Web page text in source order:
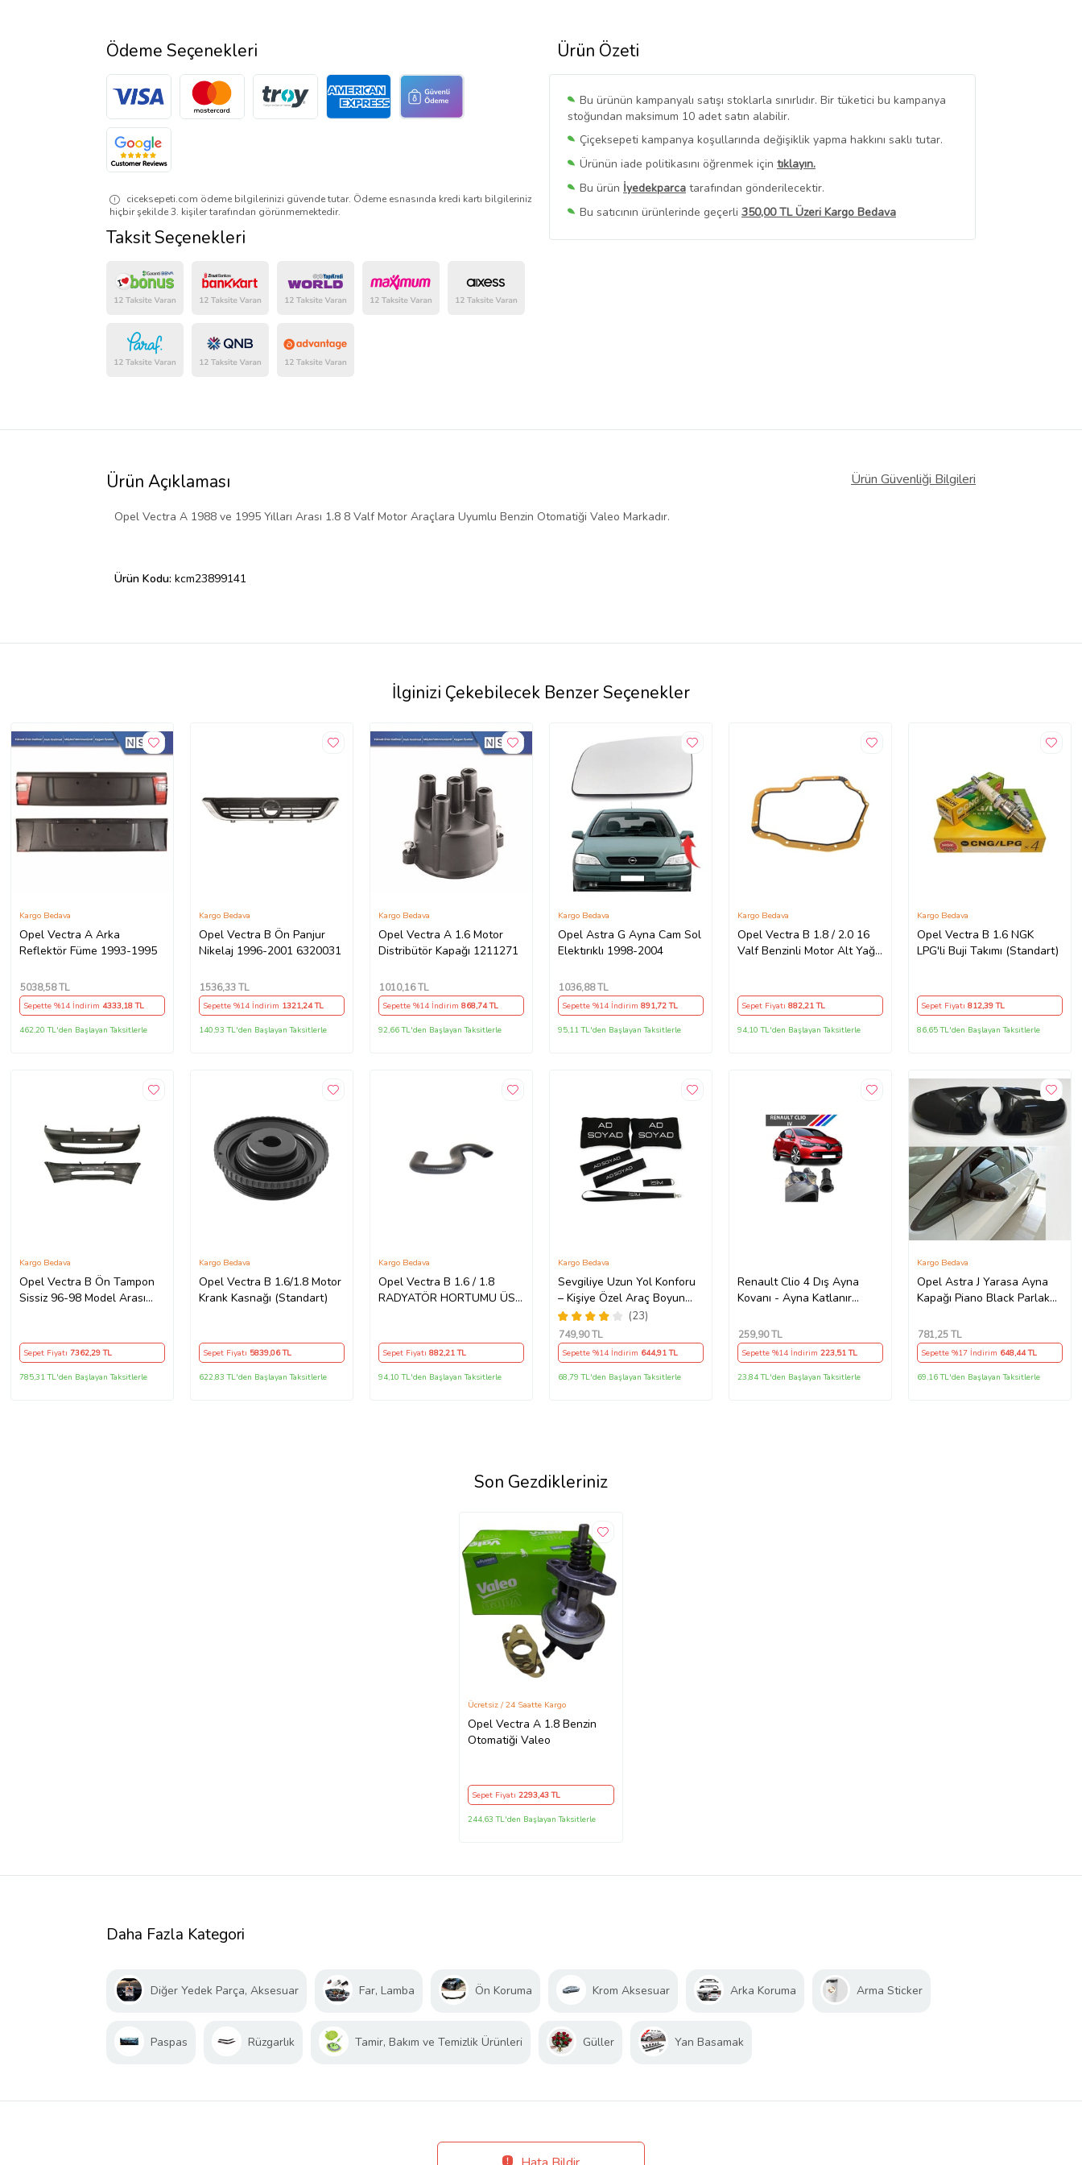
Ürün Özeti
Bu ürünün kampanyalı satışı stoklarla sınırlıdır. Bir tüketici bu kampanya
stoğundan maksimum 10 adet satın alabilir.
Çiçeksepeti kampanya koşullarında değişiklik yapma hakkını saklı tutar.
Ürünün iade politikasını öğrenmek için tıklayın.
Bu ürün İyedekparca tarafından gönderilecektir.
Bu satıcının ürünlerinde geçerli 350,00 TL Üzeri Kargo Bedava
Bu SatıcınınTüm Ürünlerini Görüntüle
Ödeme Seçenekleri
ciceksepeti.com ödeme bilgilerinizi güvende tutar. Ödeme esnasında kredi kartı bilgileriniz
hiçbir şekilde 3. kişiler tarafından görünmemektedir.
Taksit Seçenekleri
Ürün Açıklaması Ürün Güvenliği Bilgileri
Opel Vectra A 1988 ve 1995 Yılları Arası 1.8 8 Valf Motor Araçlara Uyumlu Benzin Otomatiği Valeo Markadır.
Ürün Kodu: kcm23899141
İlginizi Çekebilecek Benzer Seçenekler
Opel Vectra A Arka
Reflektör Füme 1993-1995
Kargo Bedava
5038,58 TL
Sepette %14 İndirim 4333,18 TL
462,20 TL'den Başlayan Taksitlerle
Opel Vectra B Ön Panjur
Nikelaj 1996-2001 6320031
Kargo Bedava
1536,33 TL
Sepette %14 İndirim 1321,24 TL
140,93 TL'den Başlayan Taksitlerle
Opel Vectra A 1.6 Motor
Distribütör Kapağı 1211271
Kargo Bedava
1010,16 TL
Sepette %14 İndirim 868,74 TL
92,66 TL'den Başlayan Taksitlerle
Opel Astra G Ayna Cam Sol
Elektırıklı 1998-2004
Kargo Bedava
1036,88 TL
Sepette %14 İndirim 891,72 TL
95,11 TL'den Başlayan Taksitlerle
Opel Vectra B 1.8 / 2.0 16
Valf Benzinli Motor Alt Yağ
Kargo Bedava
Sepet Fiyatı882,21 TL
94,10 TL'den Başlayan Taksitlerle
Opel Vectra B 1.6 NGK
LPG'li Buji Takımı (Standart)
Kargo Bedava
Sepet Fiyatı812,39 TL
86,65 TL'den Başlayan Taksitlerle
Opel Vectra B Ön Tampon
Sissiz 96-98 Model Arası
Kargo Bedava
Sepet Fiyatı 7362,29 TL
785,31 TL'den Başlayan Taksitlerle
Opel Vectra B 1.6/1.8 Motor
Krank Kasnağı (Standart)
Kargo Bedava
Sepet Fiyatı 5839,06 TL
622,83 TL'den Başlayan Taksitlerle
Opel Vectra B 1.6 / 1.8
RADYATÖR HORTUMU ÜST
Kargo Bedava
Sepet Fiyatı 882,21 TL
94,10 TL'den Başlayan Taksitlerle
Sevgiliye Uzun Yol Konforu
– Kişiye Özel Araç Boyun
Yastığı & Kemer Pedi Hediye
Seti
(23)
Kargo Bedava
749,90 TL
Sepette %14 İndirim 644,91 TL
68,79 TL'den Başlayan Taksitlerle
Renault Clio 4 Dış Ayna
Kovanı - Ayna Katlanır
490307706 M3625
259,90 TL
Sepette %14 İndirim223,51 TL
23,84 TL'den Başlayan Taksitlerle
Opel Astra J Yarasa Ayna
Kapağı Piano Black Parlak
Kargo Bedava
781,25 TL
Sepette %17 İndirim 648,44 TL
69,16 TL'den Başlayan Taksitlerle
Son Gezdikleriniz
Opel Vectra A 1.8 Benzin
Otomatiği Valeo
Ücretsiz / 24 Saatte Kargo
Sepet Fiyatı2293,43 TL
244,63 TL'den Başlayan Taksitlerle
Daha Fazla Kategori
Diğer Yedek Parça, Aksesuar Far, Lamba Ön Koruma Krom Aksesuar Arka Koruma Arma Sticker
Paspas Rüzgarlık Tamir, Bakım ve Temizlik Ürünleri Güller Yan Basamak